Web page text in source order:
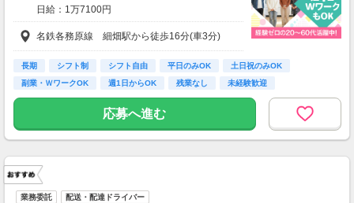
日給：1万7100円
※深夜割増賃金含む
・交通費規定内支給（バイク通勤・車通勤OK）
・試用期間なし
・雇用期間の定めあり（原則6ヶ月、4月・10月
※個人評価、会社の経営状況により判断
※更新上限：年数及び回数に上限無し
・昇給あり（年2回 個人の評価による）
＜月8日出勤の場合＞
日給17100円×週2日=月収136800円
名鉄各務原線 細畑駅から徒歩16分(車3分)
長期 シフト制 シフト自由 平日のみOK
土日祝のみOK
副業・ＷワークOK
週1日からOK 残業なし 未経験歓迎
応募へ進む
業務委託 配送・配達ドライバー